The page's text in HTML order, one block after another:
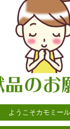
ようこそカモミー